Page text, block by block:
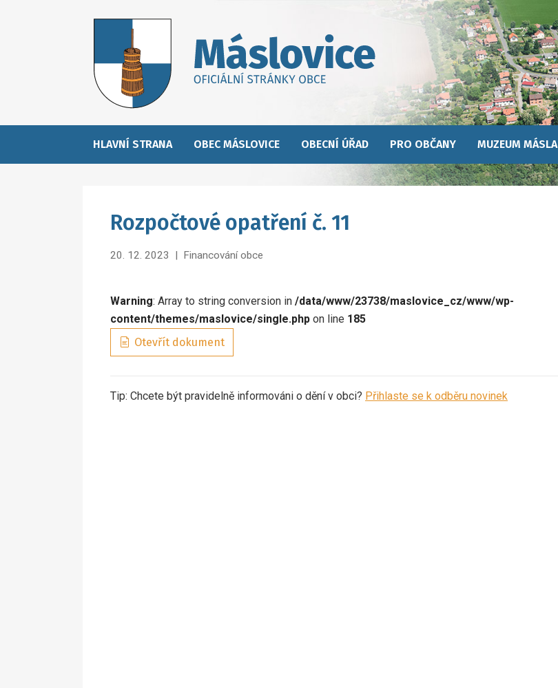
HLAVNÍ STRANA OBEC MÁSLOVICE OBECNÍ ÚŘAD PRO OBČANY MUZEUM MÁSLA
Rozpočtové opatření č. 11
20. 12. 2023 | Financování obce
Warning: Array to string conversion in /data/www/23738/maslovice_cz/www/wp-
content/themes/maslovice/single.php on line 185
Otevřít dokument
Tip: Chcete být pravidelně informováni o dění v obci? Přihlaste se k odběru novinek